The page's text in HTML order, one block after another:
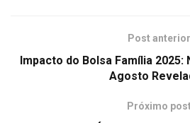
Post anterior
Impacto do Bolsa Família
Agosto
Próximo